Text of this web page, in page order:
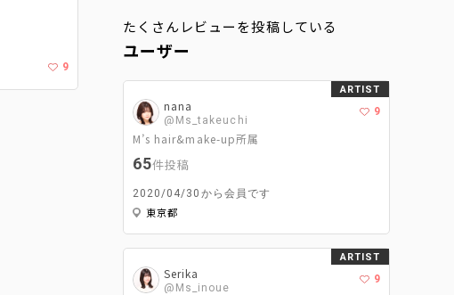
9
たくさんレビューを投稿している
ユーザー
nana
@Ms_takeuchi
9
M’s hair&make-up所属
65件投稿
2020/04/30から会員です
東京都
ARTIST
Serika
@Ms_inoue
9
ARTIST